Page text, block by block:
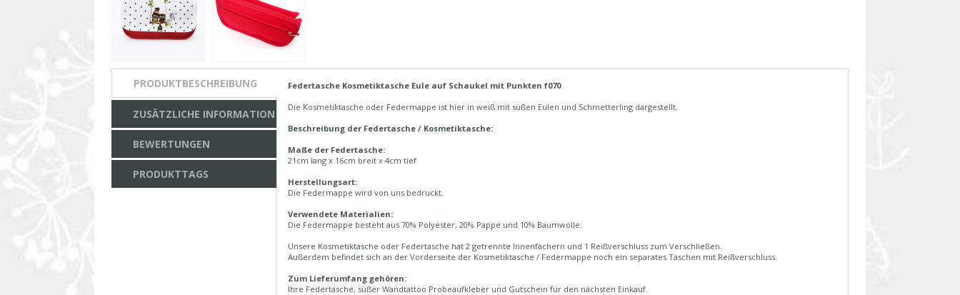
PRODUKTBESCHREIBUNG
ZUSÄTZLICHE INFORMATION
BEWERTUNGEN
PRODUKTTAGS
Federtasche Kosmetiktasche Eule auf Schaukel mit Punkten f070
Die Kosmetiktasche oder Federmappe ist hier in weiß mit süßen Eulen und Schmetterling dargestellt.
Beschreibung der Federtasche / Kosmetiktasche:
Maße der Federtasche:
21cm lang x 16cm breit x 4cm tief
Herstellungsart:
Die Federmappe wird von uns bedruckt.
Verwendete Materialien:
Die Federmappe besteht aus 70% Polyester, 20% Pappe und 10% Baumwolle.
Unsere Kosmetiktasche oder Federtasche hat 2 getrennte Innenfächern und 1 Reißverschluss zum Verschließen.
Außerdem befindet sich an der Vorderseite der Kosmetiktasche / Federmappe noch ein separates Täschen mit Reißverschluss.
Zum Lieferumfang gehören:
Ihre Federtasche, süßer Wandtattoo Probeaufkleber und Gutschein für den nächsten Einkauf.